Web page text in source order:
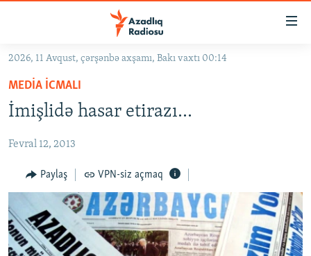
Əsas
qayıt
Əsas
naviqasiyaya
qayıt
GÜNDƏM
#İZAHLA
KORRUPSIOMETR
#ƏSLINDƏ
FƏRQƏ BAX
QANUNI DOĞRU
ARAŞDIRMA
MULTIMEDIA
2026, 11 Avqust, çərşənbə axşamı, Bakı vaxtı 00:14
MEDIA ICMALI
İmişlidə hasar etirazı...
Fevral 12, 2013
Paylaş VPN-siz açmaq